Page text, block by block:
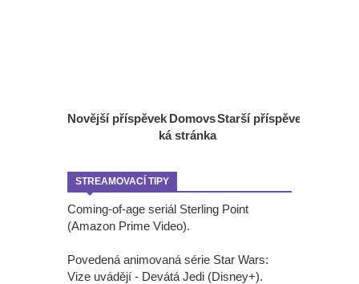
Novější příspěvek Starší příspěvek
Domovs
ká stránka
STREAMOVACÍ TIPY
Coming-of-age seriál Sterling Point
(Amazon Prime Video).
Povedená animovaná série Star Wars:
Vize uvádějí - Devátá Jedi (Disney+).